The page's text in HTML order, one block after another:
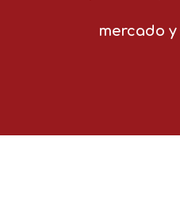
mercado